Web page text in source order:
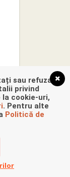
sau refuzați
privind
cookie-uri,
. Pentru alte
Politică de